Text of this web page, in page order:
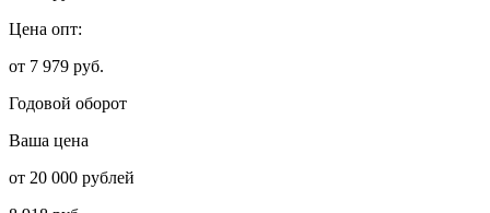
Цена опт:
от 7 979 руб.
Годовой оборот
Ваша цена
от 20 000 рублей